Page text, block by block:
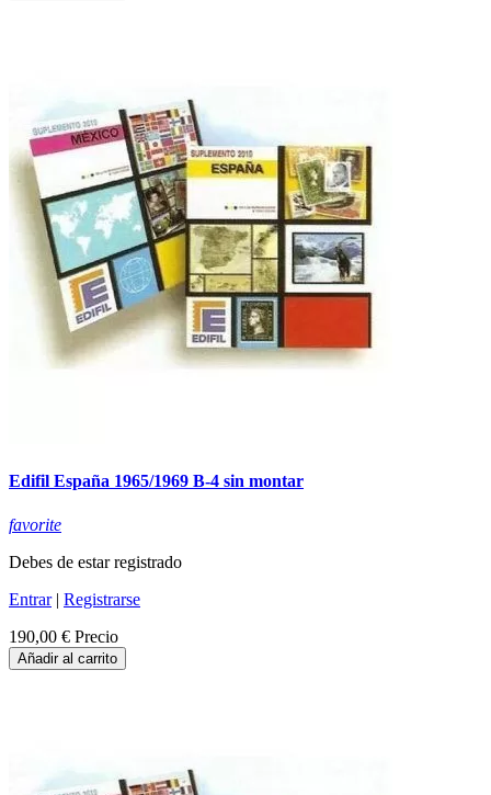
Edifil España 1965/1969 B-4 sin montar
favorite
Debes de estar registrado
Entrar| Registrarse
190,00 € Precio
Añadir al carrito